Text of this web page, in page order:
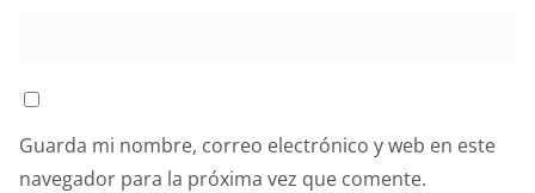
Guarda mi nombre, correo electrónico y web en este
navegador para la próxima vez que comente.